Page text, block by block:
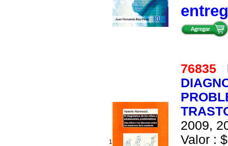
1
76835
2009,
Valor :